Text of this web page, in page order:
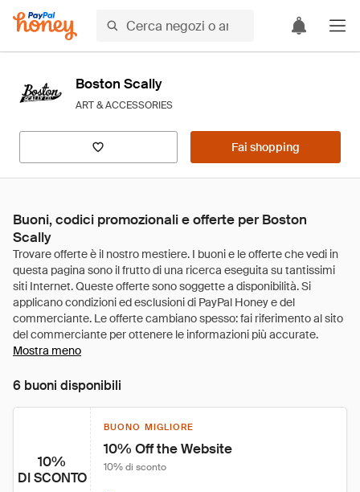
Boston Scally
ART & ACCESSORIES
Fai shopping
Buoni, codici promozionali e offerte per Boston
Scally
Mostra meno
6 buoni disponibili
10%
DI SCONTO
BUONO MIGLIORE
10% Off the Website
10% di sconto